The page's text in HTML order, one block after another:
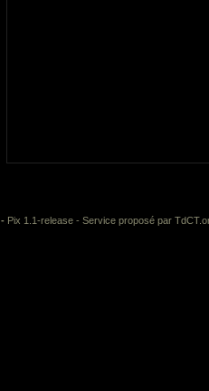
Pix 1.1-release - Service proposé par